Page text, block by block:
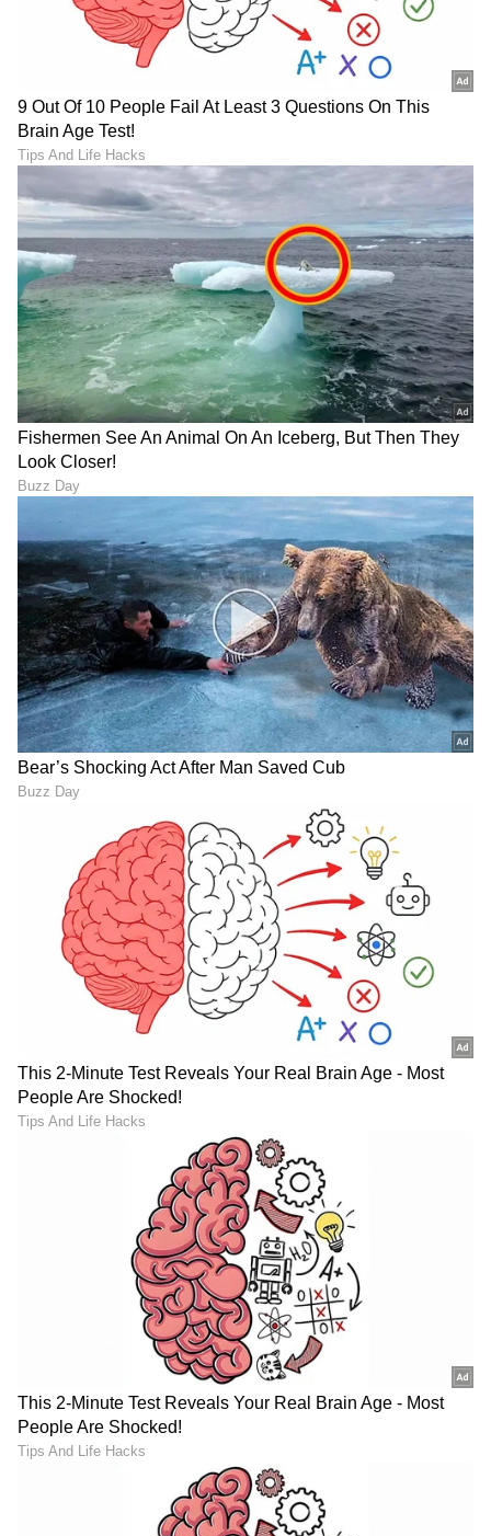
DOWNLOAD APP
RECOMMENDED STORIES
ಹೆಬ್ಬಾಳ ಬಳಿಕ ಬೆಂಗಳೂರಿಗೆ 6
ಪಥಗಳ ಮತ್ತೊಂದು ಸುರಂಗ ರಸ್ತೆ,
ಡಾ.ರಾಜ್ ಸ್ಮಾರಕದಿಂದ ಬಿಇಎಲ್
ವೃತ್ತದವರೆಗೆ ನಿರ್ಮಾಣ
ಬೆಂಗಳೂರು ಕ್ಲಬ್‌ನಲ್ಲಿ 13
ರೂಪಾಯಿ ಬಾರ್‌ ಬಿಲ್‌
ಉಳಿಸಿಕೊಂಡಿರುವ ಇಂಗ್ಲೆಂಡ್‌
ಮಾಜಿ ಪ್ರಧಾನಿ!
ಕೈ ತುಂಬಾ ಸ್ಯಾಲರಿ ಉದ್ಯೋಗ,
ಪ್ರಮೋಶನ್ ಬೇಕಾ? ದರ್ಶನ
ಮಾಡಿದವರ ಕೈಬಿಟ್ಟಿಲ್ಲ
ಬೆಂಗಳೂರಿನ ಟೆಕ್ಕಿ ಗಣೇಶ ಮಂದಿರ
ಕರ್ನಾಟಕದ ಈ ಜಿಲ್ಲೆಗಳಲ್ಲಿ ಭಾರೀ
ಮಳೆ: ಗಂಟೆಗೆ 60 ಕಿ.ಮೀ ವೇಗದ
ಬಿರುಗಾಳಿ, ಮುಂದಿನ 3 ದಿನಗಳು
ನಿರ್ಣಾಯಕ!
LATEST VIDEOS
"ರಾಜಕೀಯ ಬೇಡ, ಸಿನಿಮಾನೇ ಪ್ರಾಣ":
ಕನಕೋತ್ಸವದಲ್ಲಿ ರಿಷಬ್ ಶೆಟ್ಟಿ | Rishab
Shetty speech | Suvarna News
ಶೇ.50 ರಿಂದ ಶೇ.18 ಕ್ಕೆ TAX ಇಳಿಕೆ: ಮೋದಿ-
ಟ್ರಂಪ್ ಐತಿಹಾಸಿಕ ಒಪ್ಪಂದ | India US
Trade Deal | Party Rounds